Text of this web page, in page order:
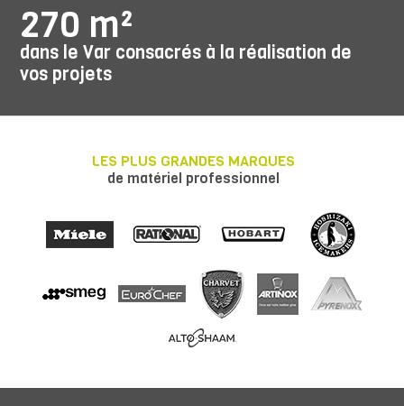
270 m²
dans le Var consacrés à la réalisation de
vos projets
LES PLUS GRANDES MARQUES
de matériel professionnel